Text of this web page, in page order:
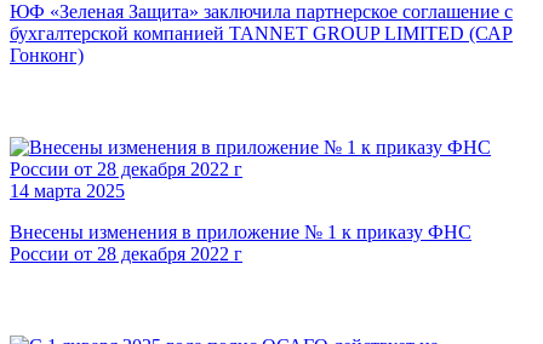
ЮФ «Зеленая Защита» заключила партнерское соглашение с
бухгалтерской компанией TANNET GROUP LIMITED (САР
Гонконг)
14 марта 2025
Внесены изменения в приложение № 1 к приказу ФНС
России от 28 декабря 2022 г